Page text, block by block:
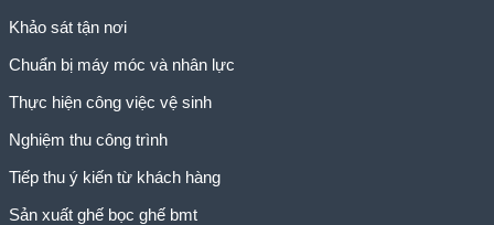
Khảo sát tận nơi
Chuẩn bị máy móc và nhân lực
Thực hiện công việc vệ sinh
Nghiệm thu công trình
Tiếp thu ý kiến từ khách hàng
Sản xuất ghế bọc ghế bmt